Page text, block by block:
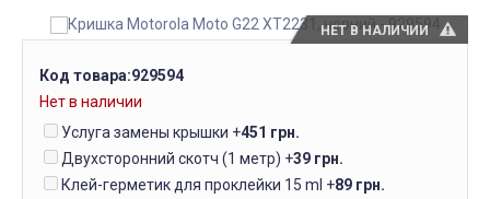
НЕТ В НАЛИЧИИ
Код товара:929594
Нет в наличии
Услуга замены крышки +451 грн.
Двухсторонний скотч (1 метр) +39 грн.
Клей-герметик для проклейки 15 ml +89 грн.